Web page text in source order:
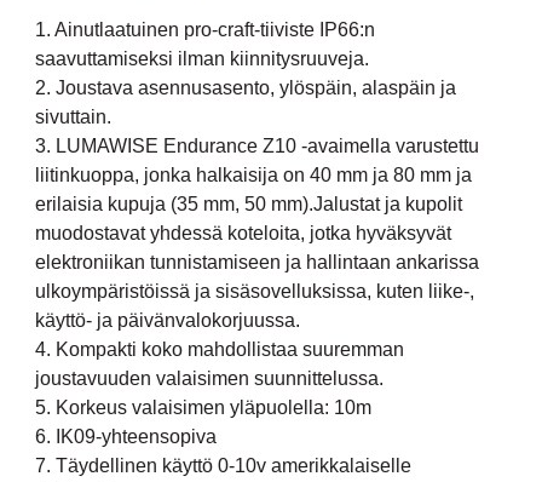
1. Ainutlaatuinen pro-craft-tiiviste IP66:n
saavuttamiseksi ilman kiinnitysruuveja.
2. Joustava asennusasento, ylöspäin, alaspäin ja
sivuttain.
3. LUMAWISE Endurance Z10 -avaimella varustettu
liitinkuoppa, jonka halkaisija on 40 mm ja 80 mm ja
erilaisia ​​kupuja (35 mm, 50 mm).Jalustat ja kupolit
muodostavat yhdessä koteloita, jotka hyväksyvät
elektroniikan tunnistamiseen ja hallintaan ankarissa
ulkoympäristöissä ja sisäsovelluksissa, kuten liike-,
käyttö- ja päivänvalokorjuussa.
4. Kompakti koko mahdollistaa suuremman
joustavuuden valaisimen suunnittelussa.
5. Korkeus valaisimen yläpuolella: 10m
6. IK09-yhteensopiva
7. Täydellinen käyttö 0-10v amerikkalaiselle